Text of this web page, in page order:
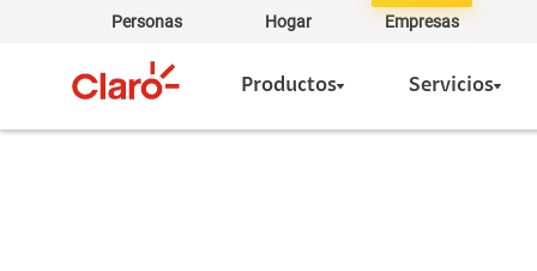
Personas Hogar Empresas
Productos Servicios